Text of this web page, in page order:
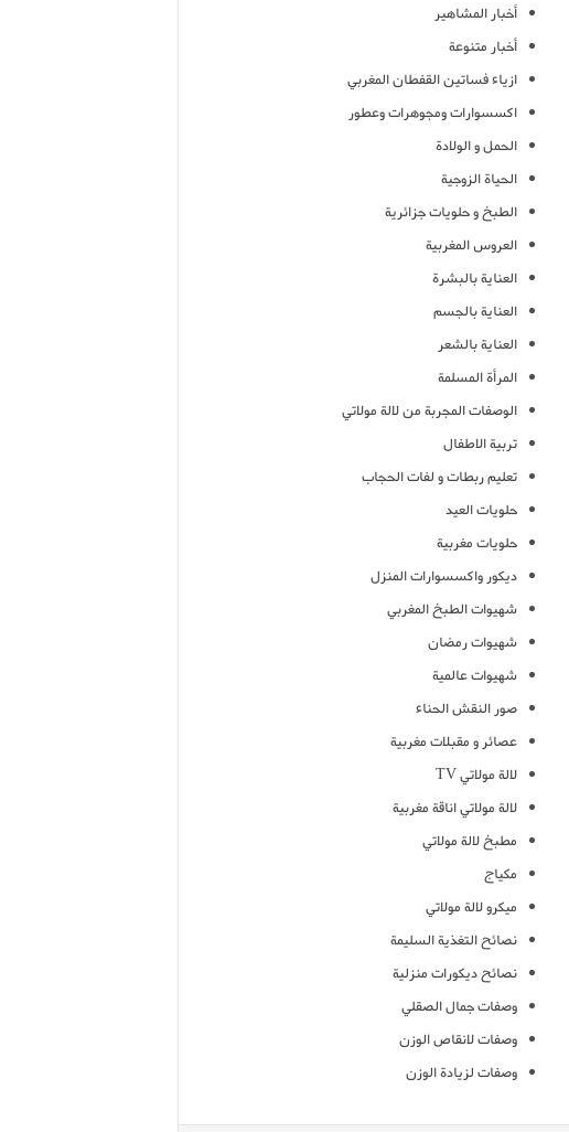
أخبار المشاهير
أخبار متنوعة
ازياء فساتين القفطان المغربي
اكسسوارات ومجوهرات وعطور
الحمل و الولادة
الحياة الزوجية
الطبخ و حلويات جزائرية
العروس المغربية
العناية بالبشرة
العناية بالجسم
العناية بالشعر
المرأة المسلمة
الوصفات المجربة من لالة مولاتي
تربية الاطفال
تعليم ربطات و لفات الحجاب
حلويات العيد
حلويات مغربية
ديكور واكسسوارات المنزل
شهيوات الطبخ المغربي
شهيوات رمضان
شهيوات عالمية
صور النقش الحناء
عصائر و مقبلات مغربية
لالة مولاتي TV
لالة مولاتي اناقة مغربية
مطبخ لالة مولاتي
مكياج
ميكرو لالة مولاتي
نصائح التغذية السليمة
نصائح ديكورات منزلية
وصفات جمال الصقلي
وصفات لانقاص الوزن
وصفات لزيادة الوزن